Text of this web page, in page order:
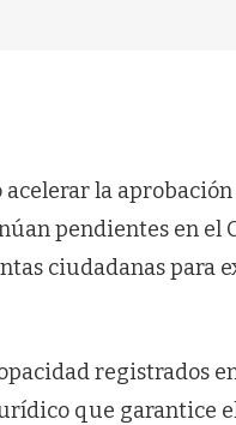
la aprobación
pendientes en el
ciudadanas para
registrados
que garantice